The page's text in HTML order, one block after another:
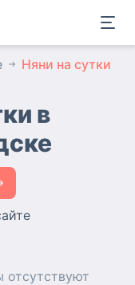
Няни на сутки
в
отсутствуют